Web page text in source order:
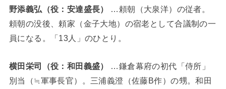
野添義弘（役：安達盛長）
…頼朝（大泉洋）の従者。
頼朝の没後、頼家（金子大地）の宿老として合議制の一
員になる。「13人」のひとり。
横田栄司（役：和田義盛）
…鎌倉幕府の初代「侍所」
別当（≒軍事長官）。三浦義澄（佐藤B作）の甥。和田